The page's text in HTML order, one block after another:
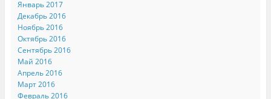
Январь 2017
Декабрь 2016
Ноябрь 2016
Октябрь 2016
Сентябрь 2016
Май 2016
Апрель 2016
Март 2016
Февраль 2016